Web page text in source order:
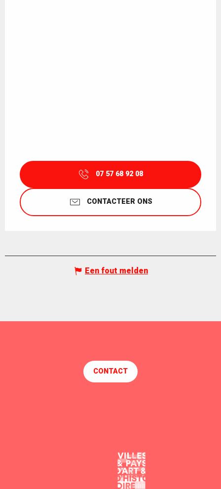
07 57 68 92 08
CONTACTEER ONS
Een fout melden
CONTACT